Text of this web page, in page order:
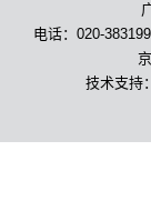
电话：020-
技术支持